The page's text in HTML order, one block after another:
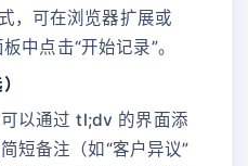
，可在浏览器扩展或
中点击“开始记录”。
以通过 tl;dv 的界面添
短备注（如“客户异议”